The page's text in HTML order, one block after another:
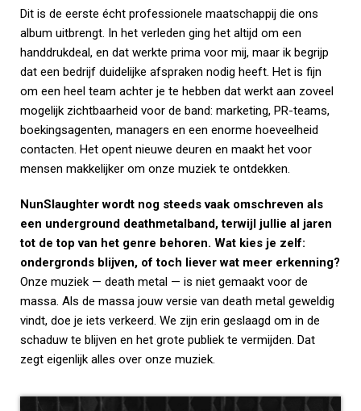
Dit is de eerste écht professionele maatschappij die ons
album uitbrengt. In het verleden ging het altijd om een
handdrukdeal, en dat werkte prima voor mij, maar ik begrijp
dat een bedrijf duidelijke afspraken nodig heeft. Het is fijn
om een heel team achter je te hebben dat werkt aan zoveel
mogelijk zichtbaarheid voor de band: marketing, PR-teams,
boekingsagenten, managers en een enorme hoeveelheid
contacten. Het opent nieuwe deuren en maakt het voor
mensen makkelijker om onze muziek te ontdekken.
NunSlaughter wordt nog steeds vaak omschreven als
een underground deathmetalband, terwijl jullie al jaren
tot de top van het genre behoren. Wat kies je zelf:
ondergronds blijven, of toch liever wat meer erkenning?
Onze muziek — death metal — is niet gemaakt voor de
massa. Als de massa jouw versie van death metal geweldig
vindt, doe je iets verkeerd. We zijn erin geslaagd om in de
schaduw te blijven en het grote publiek te vermijden. Dat
zegt eigenlijk alles over onze muziek.